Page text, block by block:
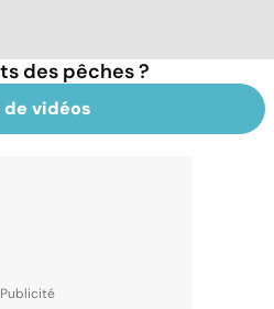
des pêches ?
de vidéos